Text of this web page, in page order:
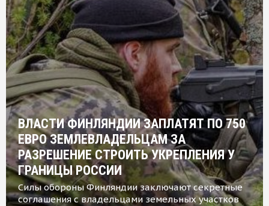
ВЛАСТИ ФИНЛЯНДИИ ЗАПЛАТЯТ ПО 750
ЕВРО ЗЕМЛЕВЛАДЕЛЬЦАМ ЗА
РАЗРЕШЕНИЕ СТРОИТЬ УКРЕПЛЕНИЯ У
ГРАНИЦЫ РОССИИ
Силы обороны Финляндии заключают секретные
соглашения с владельцами земельных участков